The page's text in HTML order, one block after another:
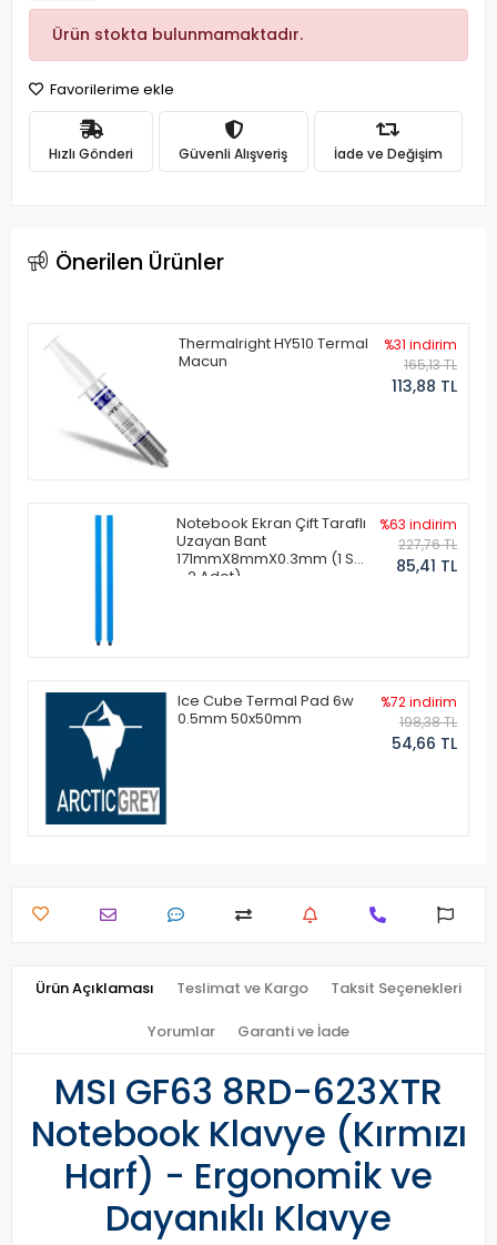
Ürün stokta bulunmamaktadır.
Favorilerime ekle
Hızlı Gönderi Güvenli Alışveriş İade ve Değişim
Önerilen Ürünler
Thermalright HY510 Termal
Macun
%31 indirim
165,13 TL
113,88 TL
Notebook Ekran Çift Taraflı
Uzayan Bant
171mmX8mmX0.3mm (1 Set
- 2 Adet)
%63 indirim
227,76 TL
85,41 TL
Ice Cube Termal Pad 6w
0.5mm 50x50mm
%72 indirim
198,38 TL
54,66 TL
Ürün Açıklaması Teslimat ve Kargo Taksit Seçenekleri
Yorumlar Garanti ve İade
MSI GF63 8RD-623XTR
Notebook Klavye (Kırmızı
Harf) - Ergonomik ve
Dayanıklı Klavye